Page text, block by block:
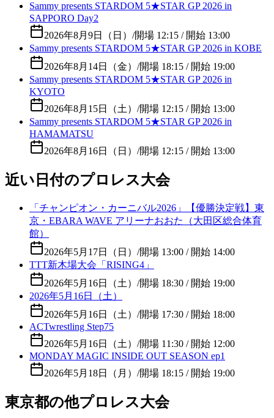
Sammy presents STARDOM 5★STAR GP 2026 in
SAPPORO Day2
2026年8月9日（日） /開場 12:15 / 開始 13:00
Sammy presents STARDOM 5★STAR GP 2026 in KOBE
2026年8月14日（金） /開場 18:15 / 開始 19:00
Sammy presents STARDOM 5★STAR GP 2026 in
KYOTO
2026年8月15日（土） /開場 12:15 / 開始 13:00
Sammy presents STARDOM 5★STAR GP 2026 in
HAMAMATSU
2026年8月16日（日） /開場 12:15 / 開始 13:00
近い日付のプロレス大会
「チャンピオン・カーニバル2026」【優勝決定戦】東
京・EBARA WAVE アリーナおおた（大田区総合体育
館）
2026年5月17日（日） /開場 13:00 / 開始 14:00
TTT新木場大会「RISING4」
2026年5月16日（土） /開場 18:30 / 開始 19:00
2026年5月16日（土）
2026年5月16日（土） /開場 17:30 / 開始 18:00
ACTwrestling Step75
2026年5月16日（土） /開場 11:30 / 開始 12:00
MONDAY MAGIC INSIDE OUT SEASON ep1
2026年5月18日（月） /開場 18:15 / 開始 19:00
東京都の他プロレス大会